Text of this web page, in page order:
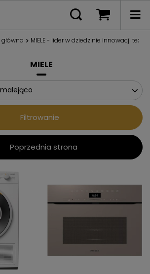
MIELE - lider w dziedzinie innowacji
MIELE
Filtrowanie
Poprzednia strona